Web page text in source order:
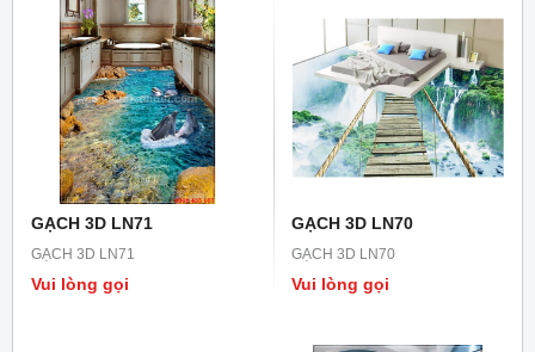
GẠCH 3D LN71
GẠCH 3D LN71
Vui lòng gọi
GẠCH 3D LN70
GẠCH 3D LN70
Vui lòng gọi